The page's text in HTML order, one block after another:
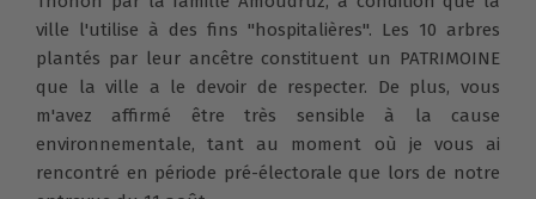
ville l'utilise à des fins "hospitalières". Les 10 arbres
plantés par leur ancêtre constituent un PATRIMOINE
que la ville a le devoir de respecter. De plus, vous
m'avez affirmé être très sensible à la cause
environnementale, tant au moment où je vous ai
rencontré en période pré-électorale que lors de notre